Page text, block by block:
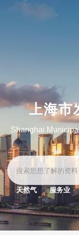
转
到
网
航
区
跳
转
到
主
要
内
容
上海市
Shanghai
天然气 服务业